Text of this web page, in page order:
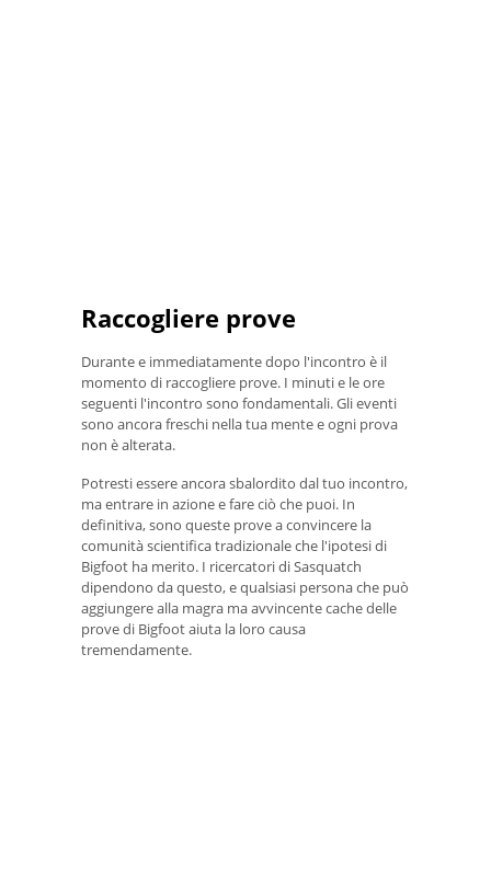
Raccogliere prove
Durante e immediatamente dopo l'incontro è il
momento di raccogliere prove. I minuti e le ore
seguenti l'incontro sono fondamentali. Gli eventi
sono ancora freschi nella tua mente e ogni prova
non è alterata.
Potresti essere ancora sbalordito dal tuo incontro,
ma entrare in azione e fare ciò che puoi. In
definitiva, sono queste prove a convincere la
comunità scientifica tradizionale che l'ipotesi di
Bigfoot ha merito. I ricercatori di Sasquatch
dipendono da questo, e qualsiasi persona che può
aggiungere alla magra ma avvincente cache delle
prove di Bigfoot aiuta la loro causa
tremendamente.